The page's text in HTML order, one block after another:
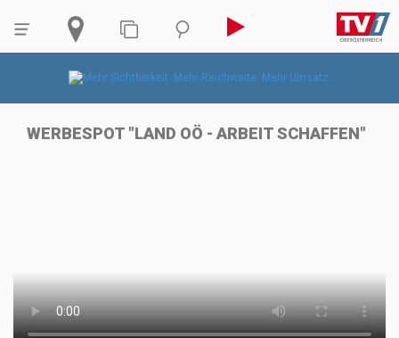
WERBESPOT "LAND OÖ - ARBEIT SCHAFFEN"